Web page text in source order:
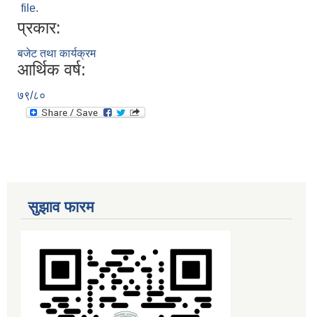
file.
प्रकार:
बजेट तथा कार्यक्रम
आर्थिक वर्ष:
७९/८०
सुझाव फारम